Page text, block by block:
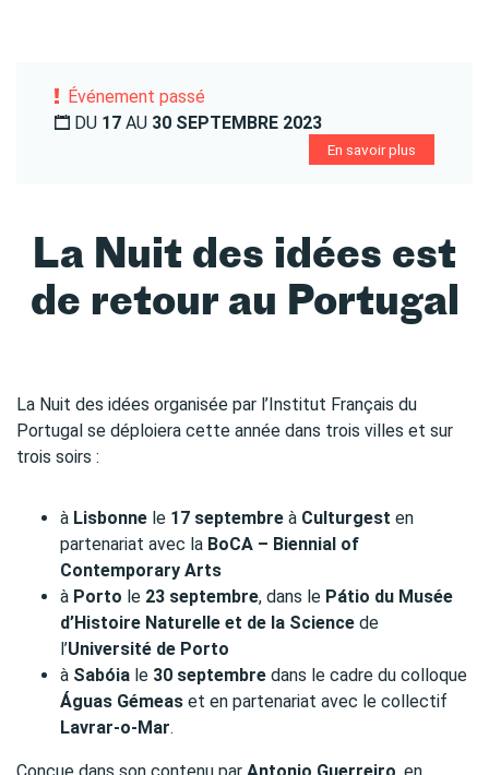
Événement passé
DU 17 AU 30 SEPTEMBRE 2023
En savoir plus
La Nuit des idées est
de retour au Portugal
La Nuit des idées organisée par l’Institut Français du
Portugal se déploiera cette année dans trois villes et sur
trois soirs :
à Lisbonne le 17 septembre à Culturgest en
partenariat avec la BoCA – Biennial of
Contemporary Arts
à Porto le 23 septembre, dans le Pátio du Musée
d’Histoire Naturelle et de la Science de
l’Université de Porto
à Sabóia le 30 septembre dans le cadre du colloque
Águas Gémeas et en partenariat avec le collectif
Lavrar-o-Mar.